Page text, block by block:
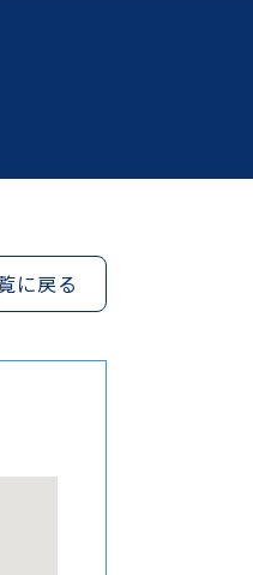
に戻る